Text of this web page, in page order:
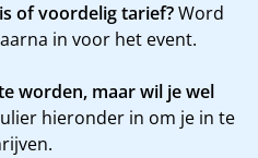
of voordelig tarief?Word
in voor het event.
worden, maar wil je wel
hieronder in om je in te